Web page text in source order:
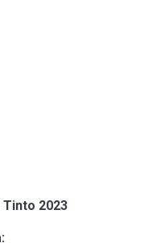
Tinto 2023